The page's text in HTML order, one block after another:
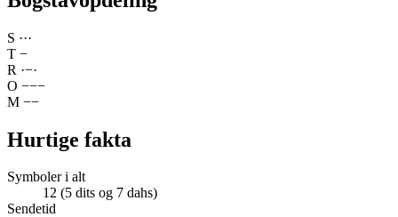
S ···
T −
R ·−·
O −−−
M −−
Hurtige fakta
Symboler i alt
12 (5 dits og 7 dahs)
Sendetid